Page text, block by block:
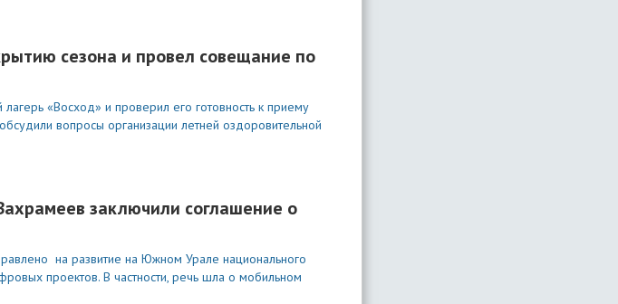
сезона и провел совещание по
«Восход» и проверил его готовность к приему
вопросы организации летней оздоровительной
заключили соглашение о
на развитие на Южном Урале национального
проектов. В частности, речь шла о мобильном